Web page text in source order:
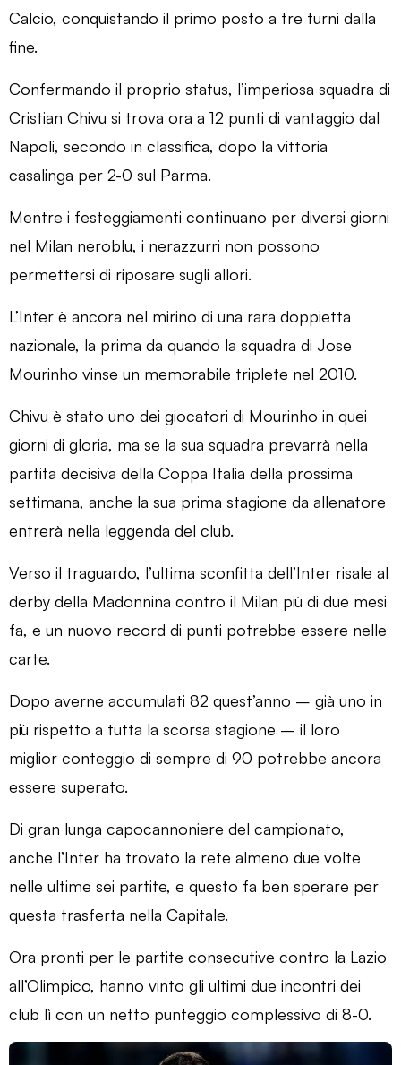
Calcio, conquistando il primo posto a tre turni dalla
fine.
Confermando il proprio status, l’imperiosa squadra di
Cristian Chivu si trova ora a 12 punti di vantaggio dal
Napoli, secondo in classifica, dopo la vittoria
casalinga per 2-0 sul Parma.
Mentre i festeggiamenti continuano per diversi giorni
nel Milan neroblu, i nerazzurri non possono
permettersi di riposare sugli allori.
L’Inter è ancora nel mirino di una rara doppietta
nazionale, la prima da quando la squadra di Jose
Mourinho vinse un memorabile triplete nel 2010.
Chivu è stato uno dei giocatori di Mourinho in quei
giorni di gloria, ma se la sua squadra prevarrà nella
partita decisiva della Coppa Italia della prossima
settimana, anche la sua prima stagione da allenatore
entrerà nella leggenda del club.
Verso il traguardo, l’ultima sconfitta dell’Inter risale al
derby della Madonnina contro il Milan più di due mesi
fa, e un nuovo record di punti potrebbe essere nelle
carte.
Dopo averne accumulati 82 quest’anno – già uno in
più rispetto a tutta la scorsa stagione – il loro
miglior conteggio di sempre di 90 potrebbe ancora
essere superato.
Di gran lunga capocannoniere del campionato,
anche l’Inter ha trovato la rete almeno due volte
nelle ultime sei partite, e questo fa ben sperare per
questa trasferta nella Capitale.
Ora pronti per le partite consecutive contro la Lazio
all’Olimpico, hanno vinto gli ultimi due incontri dei
club lì con un netto punteggio complessivo di 8-0.